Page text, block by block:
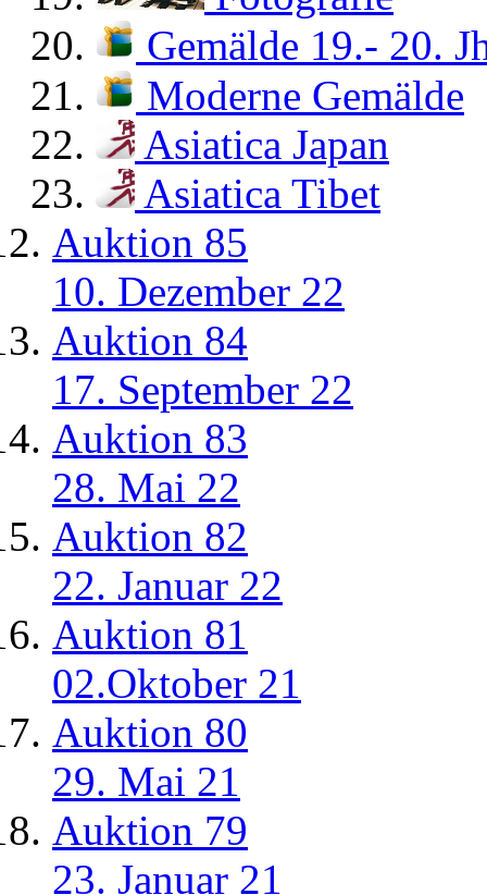
Gemälde 19.- 20.
Moderne Gemälde
Asiatica Japan
Asiatica Tibet
Auktion 85
10. Dezember 22
Auktion 84
17. September 22
Auktion 83
28. Mai 22
Auktion 82
22. Januar 22
Auktion 81
02.Oktober 21
Auktion 80
29. Mai 21
Auktion 79
23. Januar 21